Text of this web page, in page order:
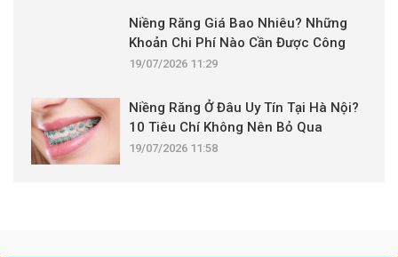
Niềng Răng Giá Bao Nhiêu? Những
Khoản Chi Phí Nào Cần Được Công
Khai?
19/07/2026 11:29
Niềng Răng Ở Đâu Uy Tín Tại Hà Nội?
10 Tiêu Chí Không Nên Bỏ Qua
19/07/2026 11:58